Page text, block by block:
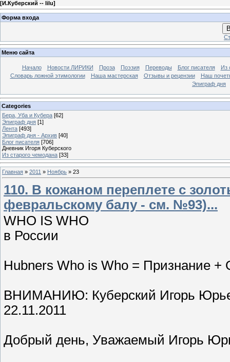
[И.Куберский -- lilu]
Форма входа
Меню сайта
Начало Новости ЛИРИКИ Проза Поэзия Переводы Блог писателя
Из
Словарь ложной этимологии
Наша мастерская Отзывы и рецензии
Наш
Эпиграф дня
Categories
Бера, Уба и Кубера [62]
Эпиграф дня [1]
Лента [493]
Эпиграф дня - Архив [40]
Блог писателя [706]
Дневник Игоря Куберского
Из старого чемодана [33]
Главная » 2011 » Ноябрь » 23
110. В кожаном переплете с
февральскому балу - см. №93)...
WHO IS WHO
в России
Hubners Who is Who = Признание
ВНИМАНИЮ: Куберский Игорь
22.11.2011
Добрый день, Уважаемый Игорь